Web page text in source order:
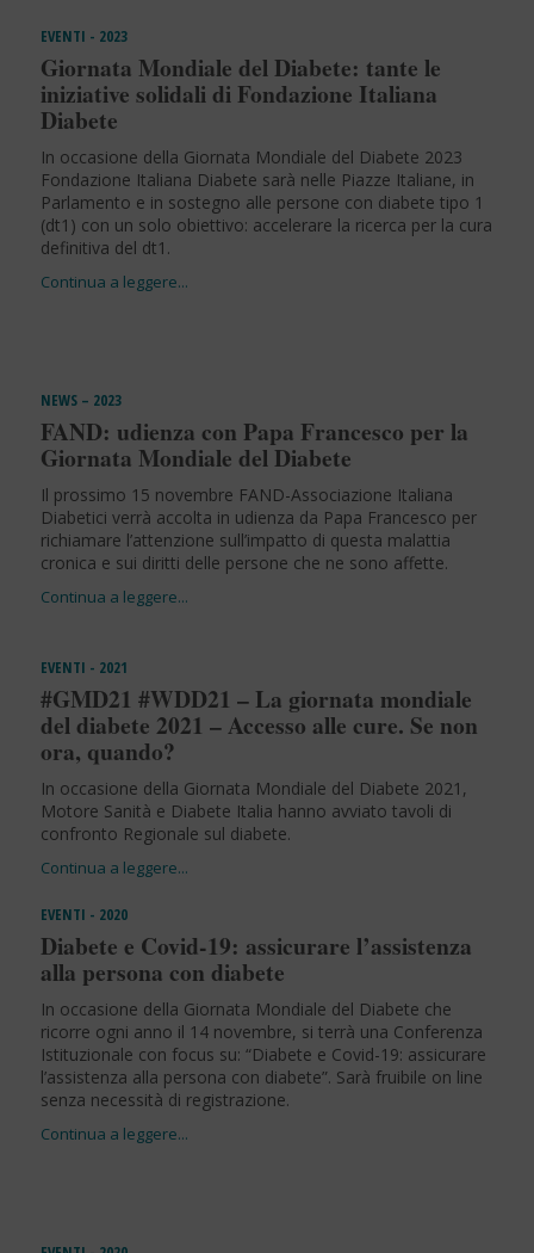
EVENTI - 2023
Giornata Mondiale del Diabete: tante le
iniziative solidali di Fondazione Italiana
Diabete
In occasione della Giornata Mondiale del Diabete 2023
Fondazione Italiana Diabete sarà nelle Piazze Italiane, in
Parlamento e in sostegno alle persone con diabete tipo 1
(dt1) con un solo obiettivo: accelerare la ricerca per la cura
definitiva del dt1.
NEWS – 2023
FAND: udienza con Papa Francesco per la
Giornata Mondiale del Diabete
Il prossimo 15 novembre FAND-Associazione Italiana
Diabetici verrà accolta in udienza da Papa Francesco per
richiamare l’attenzione sull’impatto di questa malattia
cronica e sui diritti delle persone che ne sono affette.
EVENTI - 2021
#GMD21 #WDD21 – La giornata mondiale
del diabete 2021 – Accesso alle cure. Se non
ora, quando?
In occasione della Giornata Mondiale del Diabete 2021,
Motore Sanità e Diabete Italia hanno avviato tavoli di
confronto Regionale sul diabete.
EVENTI - 2020
Diabete e Covid-19: assicurare l’assistenza
alla persona con diabete
In occasione della Giornata Mondiale del Diabete che
ricorre ogni anno il 14 novembre, si terrà una Conferenza
Istituzionale con focus su: “Diabete e Covid-19: assicurare
l’assistenza alla persona con diabete”. Sarà fruibile on line
senza necessità di registrazione.